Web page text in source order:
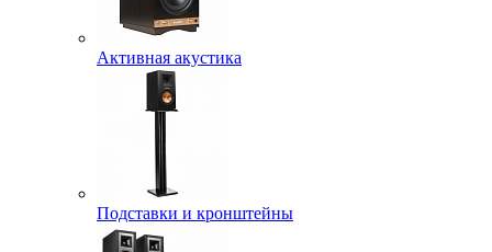
Активная акустика
Подставки и кронштейны